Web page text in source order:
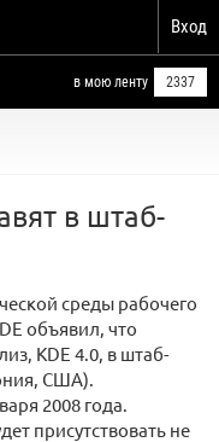
Вход
в мою ленту 2337
в штаб-
среды рабочего
объявил, что
KDE 4.0, в штаб-
США).
2008 года.
присутствовать не